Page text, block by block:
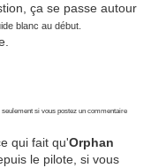
ça se passe autour
blanc au début.
si vous postez un commentaire
qui fait qu'Orphan
le pilote, si vous